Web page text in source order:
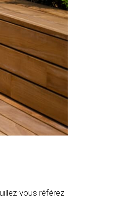
vous référez